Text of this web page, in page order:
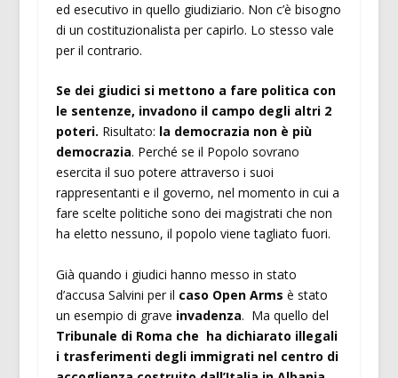
ed esecutivo in quello giudiziario. Non c’è bisogno
di un costituzionalista per capirlo. Lo stesso vale
per il contrario.
Se dei giudici si mettono a fare politica con
le sentenze, invadono il campo degli altri 2
poteri. Risultato: la democrazia non è più
democrazia. Perché se il Popolo sovrano
esercita il suo potere attraverso i suoi
rappresentanti e il governo, nel momento in cui a
fare scelte politiche sono dei magistrati che non
ha eletto nessuno, il popolo viene tagliato fuori.
Già quando i giudici hanno messo in stato
d’accusa Salvini per il caso Open Arms è stato
un esempio di grave invadenza. Ma quello del
Tribunale di Roma che ha dichiarato illegali
i trasferimenti degli immigrati nel centro di